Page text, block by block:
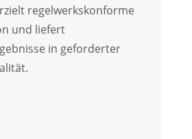
regelwerkskonforme
und liefert
in geforderter